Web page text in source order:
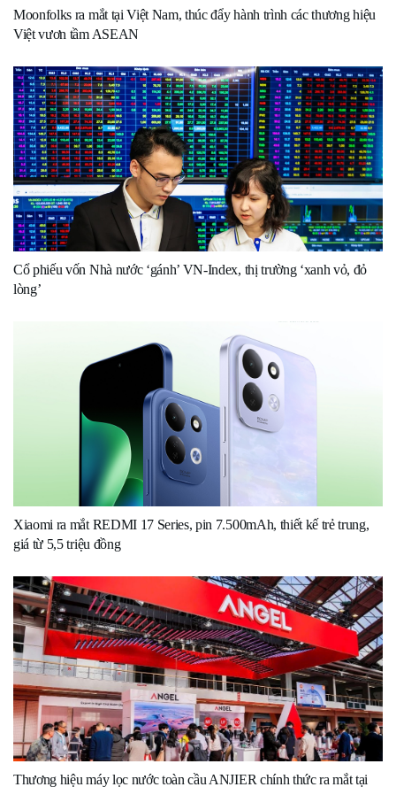
Moonfolks ra mắt tại Việt Nam, thúc đẩy hành trình các thương hiệu
Việt vươn tầm ASEAN
Cổ phiếu vốn Nhà nước ‘gánh’ VN-Index, thị trường ‘xanh vỏ, đỏ
lòng’
Xiaomi ra mắt REDMI 17 Series, pin 7.500mAh, thiết kế trẻ trung,
giá từ 5,5 triệu đồng
Thương hiệu máy lọc nước toàn cầu ANJIER chính thức ra mắt tại